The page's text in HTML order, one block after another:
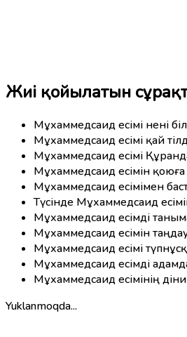
Жиі қойылатын
Мұхаммедсаид есімі нені
Мұхаммедсаид есімі қай
Мұхаммедсаид есімі
Мұхаммедсаид есімін
Мұхаммедсаид есімімен
Түсінде Мұхаммедсаид
Мұхаммедсаид есімді
Мұхаммедсаид есімін
Мұхаммедсаид есімі
Мұхаммедсаид есімді
Мұхаммедсаид есімінің
Yuklanmoqda...